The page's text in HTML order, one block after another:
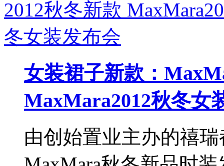
女装裙子新款：
MaxMara2012秋冬女
由创始置业主办的禧